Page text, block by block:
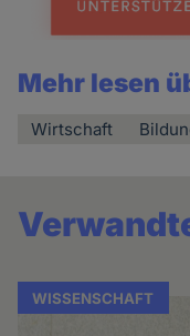
Mehr lesen
Wirtschaft
WISSENSCHAFT